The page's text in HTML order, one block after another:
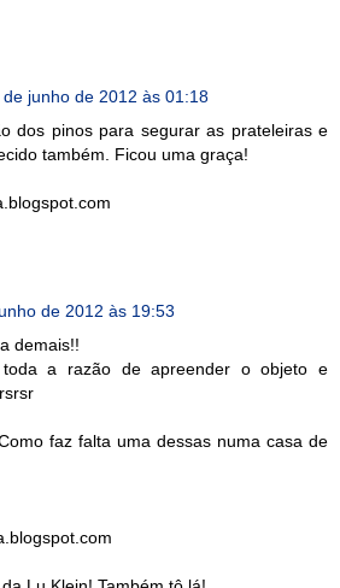
de junho de 2012 às 01:18
dos pinos para segurar as prateleiras e
também. Ficou uma graça!
de 2012 às 19:53
demais!!
a razão de apreender o objeto e
faz falta uma dessas numa casa de